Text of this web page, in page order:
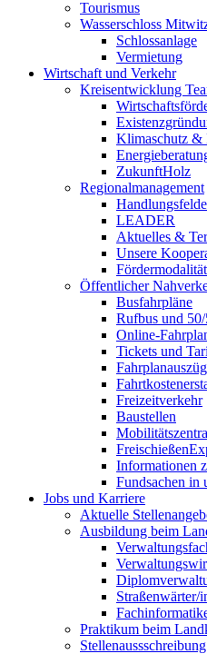
Tourismus
Wasserschloss
Schlossanlage
Vermietung
Wirtschaft und Verkehr
Kreisentwicklung
Klimaschutz &
ZukunftHolz
Regionalmanagement
LEADER
Aktuelles &
Unsere
Öffentlicher
Busfahrpläne
Rufbus und
Online-
Tickets und
Freizeitverkehr
Baustellen
Informationen
Fundsachen in
Jobs und Karriere
Aktuelle
Ausbildung beim
Straßenwärter/
Praktikum beim